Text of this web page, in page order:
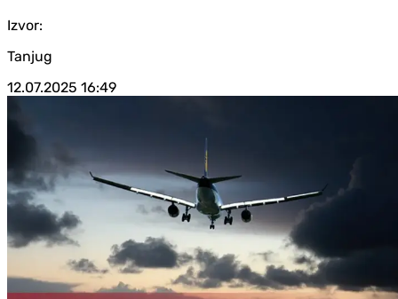
Izvor:
Tanjug
12.07.2025 16:49